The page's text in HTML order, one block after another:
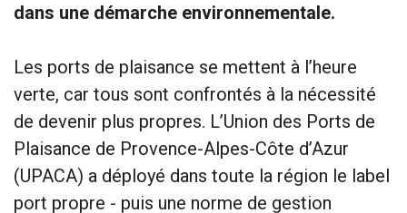
dans une démarche environnementale.
Les ports de plaisance se mettent à l’heure
verte, car tous sont confrontés à la nécessité
de devenir plus propres. L’Union des Ports de
Plaisance de Provence-Alpes-Côte d’Azur
(UPACA) a déployé dans toute la région le label
port propre - puis une norme de gestion